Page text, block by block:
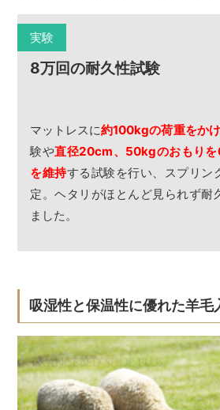
実験
8万回の耐久性試験
マットレスに約100kgの荷重をか
験や直径20cm、50kgのおもりを
を維持する試験を行い、スプリン
定。ヘタリがほとんど見られず耐
ました。
吸湿性と保温性に優れた羊毛